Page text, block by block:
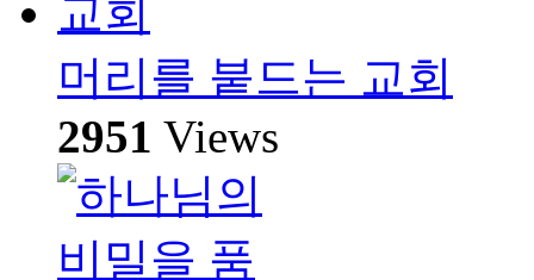
머리를 붙드는 교회
2951 Views